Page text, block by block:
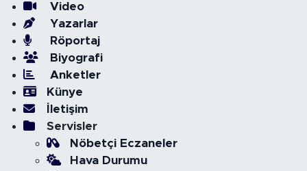
Video
Yazarlar
Röportaj
Biyografi
Anketler
Künye
İletişim
Servisler
Nöbetçi Eczaneler
Hava Durumu